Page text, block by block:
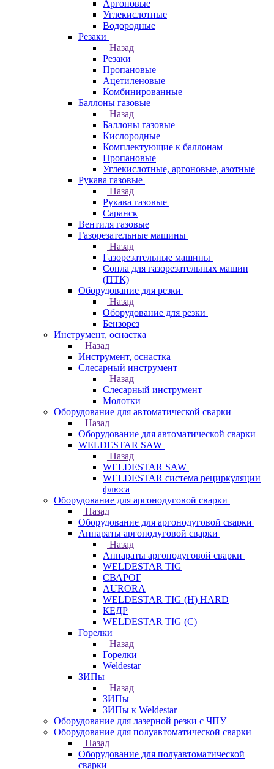
Аргоновые
Углекислотные
Водородные
Резаки
Назад
Резаки
Пропановые
Ацетиленовые
Комбинированные
Баллоны газовые
Назад
Баллоны газовые
Кислородные
Комплектующие к баллонам
Пропановые
Углекислотные, аргоновые, азотные
Рукава газовые
Назад
Рукава газовые
Саранск
Вентиля газовые
Газорезательные машины
Назад
Газорезательные машины
Сопла для газорезательных машин
(ПТК)
Оборудование для резки
Назад
Оборудование для резки
Бензорез
Инструмент, оснастка
Назад
Инструмент, оснастка
Слесарный инструмент
Назад
Слесарный инструмент
Молотки
Оборудование для автоматической сварки
Назад
Оборудование для автоматической сварки
WELDESTAR SAW
Назад
WELDESTAR SAW
WELDESTAR система рециркуляции
флюса
Оборудование для аргонодуговой сварки
Назад
Оборудование для аргонодуговой сварки
Аппараты аргонодуговой сварки
Назад
Аппараты аргонодуговой сварки
WELDESTAR TIG
СВАРОГ
AURORA
WELDESTAR TIG (H) HARD
КЕДР
WELDESTAR TIG (С)
Горелки
Назад
Горелки
Weldestar
ЗИПы
Назад
ЗИПы
ЗИПы к Weldestar
Оборудование для лазерной резки с ЧПУ
Оборудование для полуавтоматической сварки
Назад
Оборудование для полуавтоматической
сварки